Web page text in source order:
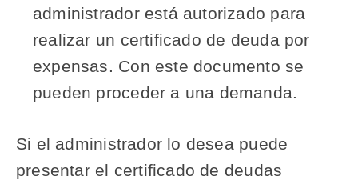
administrador está autorizado para
realizar un certificado de deuda por
expensas. Con este documento se
pueden proceder a una demanda.
Si el administrador lo desea puede
presentar el certificado de deudas